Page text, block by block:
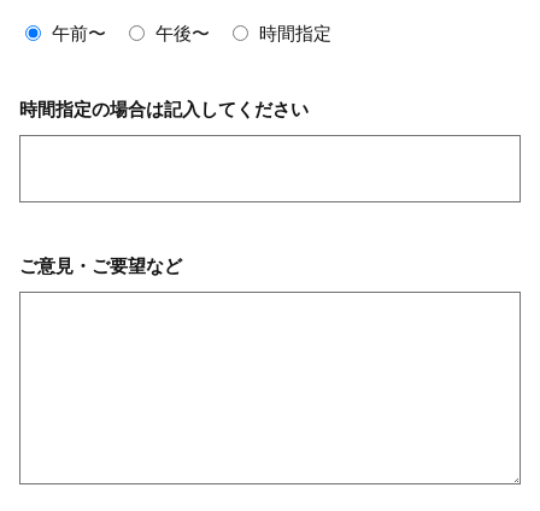
午前〜 午後〜 時間指定
時間指定の場合は記入してください
ご意見・ご要望など